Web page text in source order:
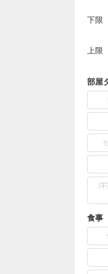
下限
上限
部屋
食事